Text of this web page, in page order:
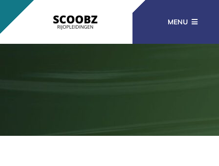
naar
inhoud
MENU